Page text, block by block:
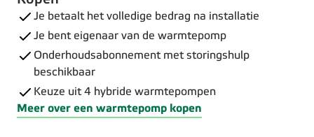
Je betaalt het volledige bedrag na installatie
Je bent eigenaar van de warmtepomp
Onderhoudsabonnement met storingshulp
beschikbaar
Keuze uit 4 hybride warmtepompen
Meer over een warmtepomp kopen